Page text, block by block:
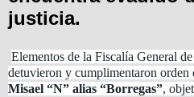
justicia.
Elementos de la Fiscalía General
detuvieron y cumplimentaron orden
Misael “N” alias “Borregas”,